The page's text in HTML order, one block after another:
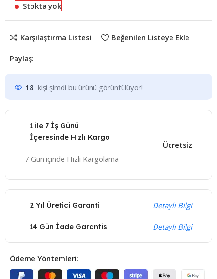
Stokta yok
Karşılaştırma Listesi Beğenilen Listeye Ekle
Paylaş:
18 kişi şimdi bu ürünü görüntülüyor!
1 ile 7 İş Günü
İçeresinde Hızlı Kargo
7 Gün içinde Hızlı Kargolama
Ücretsiz
2 Yıl Üretici Garanti Detaylı Bilgi
14 Gün İade Garantisi Detaylı Bilgi
Ödeme Yöntemleri: